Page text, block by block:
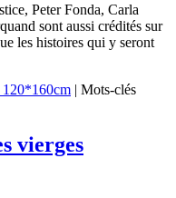
Peter Fonda, Carla
sont aussi crédités sur
les histoires qui y seront
| Mots-clés
vierges